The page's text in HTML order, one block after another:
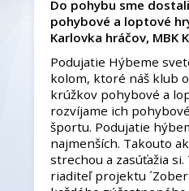
Do pohybu sme
pohybové a loptové
Karlovka hráčov, MBK
Podujatie Hýbeme
kolom, ktoré náš klub
krúžkov pohybové a
rozvíjame ich
športu. Podujatie
najmenších. Takouto
strechou a zasúťažia
riaditeľ projektu